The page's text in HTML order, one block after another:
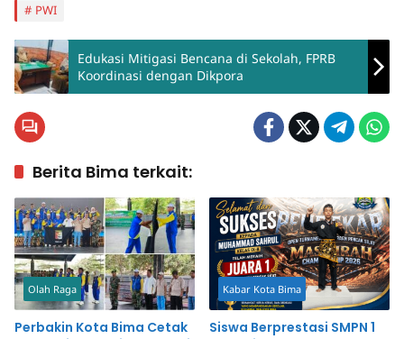
PWI
Edukasi Mitigasi Bencana di Sekolah, FPRB
Koordinasi dengan Dikpora
Berita Bima terkait:
Olah Raga
Perbakin Kota Bima Cetak
Kabar Kota Bima
Siswa Berprestasi SMPN 1